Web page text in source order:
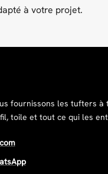
à votre projet.
fournissons les tufters à
toile et tout ce qui les